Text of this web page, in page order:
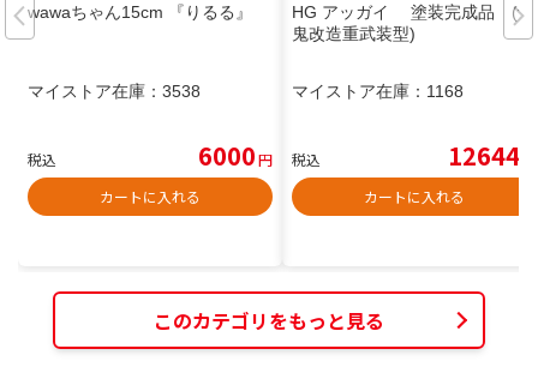
wawaちゃん15cm 『りるる』
マイストア在庫： 3538
税込 6000円
カートに入れる
HG アッガイ 塗装完成品 (青
鬼改造重武装型)
マイストア在庫： 1168
税込 12644
カートに入れる
このカテゴリをもっと見る